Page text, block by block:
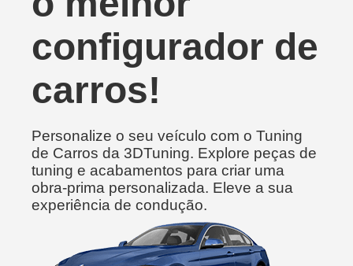
configurador de
carros!
Personalize o seu veículo com o Tuning
de Carros da 3DTuning. Explore peças de
tuning e acabamentos para criar uma
obra-prima personalizada. Eleve a sua
experiência de condução.